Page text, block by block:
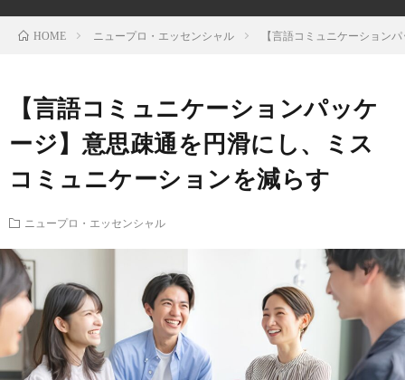
HOME ニュープロ・エッセンシャル 【言語コミュニケーション
【言語コミュニケーションパッケ
ージ】意思疎通を円滑にし、ミス
コミュニケーションを減らす
ニュープロ・エッセンシャル